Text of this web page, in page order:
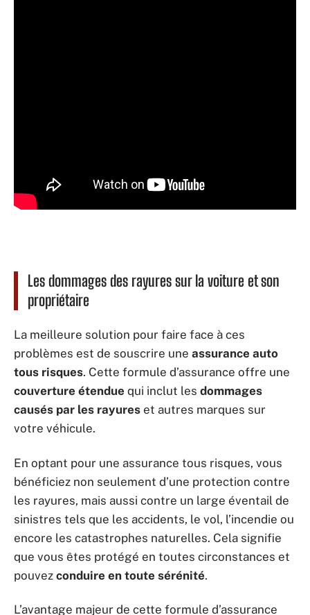
Les dommages des rayures sur la voiture et son
propriétaire
La meilleure solution pour faire face à ces
problèmes est de souscrire une assurance auto
tous risques. Cette formule d’assurance offre une
couverture étendue qui inclut les dommages
causés par les rayures et autres marques sur
votre véhicule.
En optant pour une assurance tous risques, vous
bénéficiez non seulement d’une protection contre
les rayures, mais aussi contre un large éventail de
sinistres tels que les accidents, le vol, l’incendie ou
encore les catastrophes naturelles. Cela signifie
que vous êtes protégé en toutes circonstances et
pouvez conduire en toute sérénité.
L’avantage majeur de cette formule d’assurance